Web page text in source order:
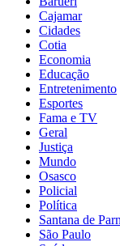
Cajamar
Cidades
Cotia
Economia
Educação
Entretenimento
Esportes
Fama e TV
Geral
Justiça
Mundo
Osasco
Policial
Política
Santana de
São Paulo